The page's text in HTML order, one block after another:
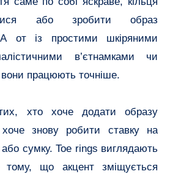
або зробити образ
А от із простими шкіряними
в’єтнамками чи
працюють точніше.
хто хоче додати образу
знову робити ставку на
сумку. Toe rings виглядають
тому, що акцент зміщується